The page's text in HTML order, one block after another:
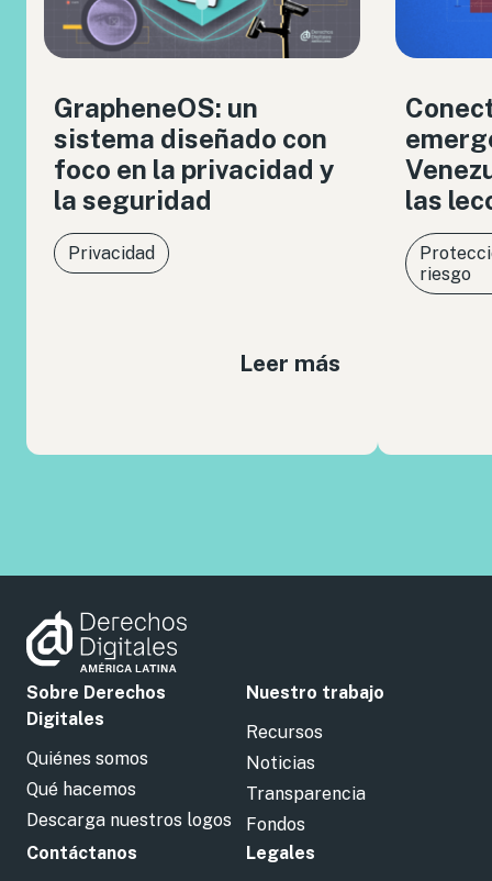
GrapheneOS: un
sistema diseñado con
foco en la privacidad y
la seguridad
Privacidad
Leer más
las
riesgo
Sobre Derechos
Digitales
Quiénes somos
Qué hacemos
Descarga nuestros logos
Nuestro trabajo
Recursos
Noticias
Transparencia
Fondos
Contáctanos
Legales